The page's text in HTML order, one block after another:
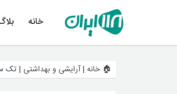
خانه
🏠 خانه |آرایشی و بهداشتی | تک